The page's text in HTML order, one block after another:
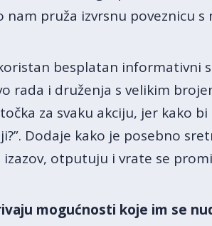
pruža izvrsnu poveznicu s
besplatan informativni
rada i druženja s velikim
za svaku akciju, jer kako
Dodaje kako je posebno
otputuju i vrate se
mogućnosti koje im se